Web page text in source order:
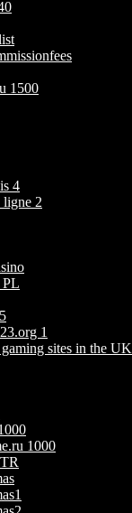
1500
4
ligne 2
PL
1
sites in the UK
1000